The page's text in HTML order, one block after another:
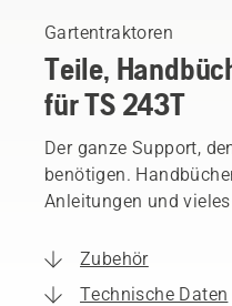
Gartentraktoren
Teile,
für TS 243T
Der ganze Support,
benötigen.
Anleitungen und
Zubehör
Technische Daten